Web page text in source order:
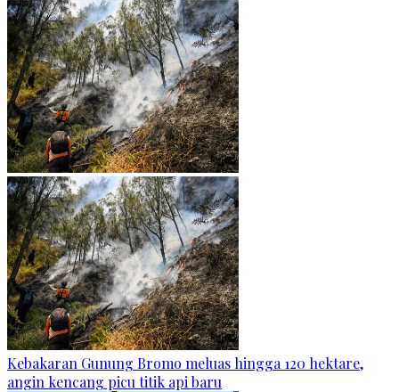
Kebakaran Gunung Bromo meluas hingga 120 hektare,
angin kencang picu titik api baru